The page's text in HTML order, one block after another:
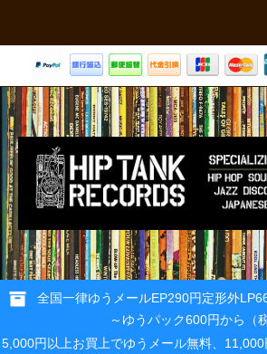
全国一律ゆうメールEP290円定形外
～ゆうパック600円から（
5,000円以上お買上でゆうメール無料、